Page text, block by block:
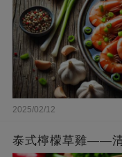
2025/02/12
泰式檸檬草雞——